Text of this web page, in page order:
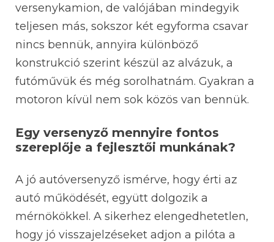
versenykamion, de valójában mindegyik
teljesen más, sokszor két egyforma csavar
nincs bennük, annyira különböző
konstrukció szerint készül az alvázuk, a
futóművük és még sorolhatnám. Gyakran a
motoron kívül nem sok közös van bennük.
Egy versenyző mennyire fontos
szereplője a fejlesztői munkának?
A jó autóversenyző ismérve, hogy érti az
autó működését, együtt dolgozik a
mérnökökkel. A sikerhez elengedhetetlen,
hogy jó visszajelzéseket adjon a pilóta a